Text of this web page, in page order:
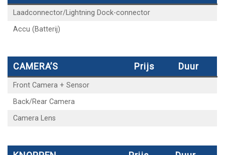
Laadconnector/Lightning Dock-connector
Accu (Batterij)
CAMERA’S Prijs Duur
Front Camera + Sensor
Back/Rear Camera
Camera Lens